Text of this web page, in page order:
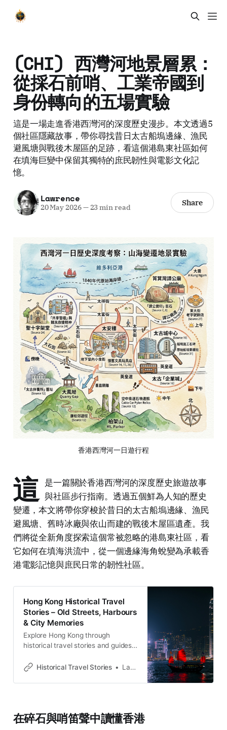
(CHI) 西灣河地景層累：
從採石前哨、工業帝國到
身份轉向的五場實驗
這是一場走進香港西灣河的深度歷史漫步。本文透過5
個社區隱藏故事，帶你尋找昔日太古船塢邊緣、漁民
避風塘與戰後木屋區的足跡，看這個港島東社區如何
在填海巨變中保留其獨特的庶民韌性與電影文化記
憶。
Lawrence
20 May 2026—23 min read Share
香港西灣河一日遊行程
這 是一篇關於香港西灣河的深度歷史旅遊故事
與社區步行指南。透過五個鮮為人知的歷史
變遷，本文將帶你穿梭於昔日的太古船塢邊緣、漁民
避風塘、舊時冰廠與依山而建的戰後木屋區遺產。我
們將從全新角度探索這個常被忽略的港島東社區，看
它如何在填海洪流中，從一個邊緣海角蛻變為承載香
港電影記憶與庶民日常的韌性社區。
Hong Kong Historical Travel
Stories – Old Streets, Harbours
& City Memories
Explore Hong Kong through
historical travel stories and guides.
neighbourhoods filled with
Historical Travel Stories Lawrence
在碎石與哨笛聲中讀懂香港